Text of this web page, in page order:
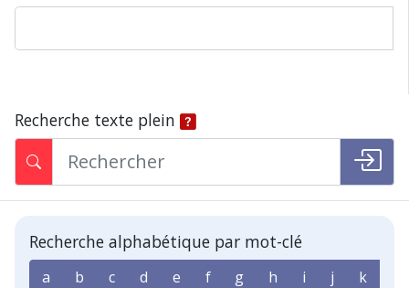
Recherche texte plein
Recherche alphabétique par mot-clé
a b c d e f g h i j
k